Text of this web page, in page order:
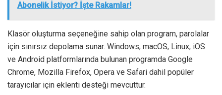
Abonelik İstiyor? İşte Rakamlar!
Klasör oluşturma seçeneğine sahip olan program, parolalar
için sınırsız depolama sunar. Windows, macOS, Linux, iOS
ve Android platformlarında bulunan programda Google
Chrome, Mozilla Firefox, Opera ve Safari dahil popüler
tarayıcılar için eklenti desteği mevcuttur.